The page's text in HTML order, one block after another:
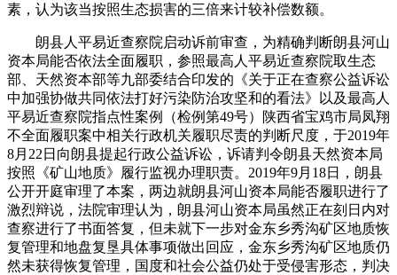
素，认为该当按照生态损害的三倍来计较补偿数额。
朗县人平易近查察院启动诉前审查，为精确判断朗县河山
资本局能否依法全面履职，参照最高人平易近查察院取生态
部、天然资本部等九部委结合印发的《关于正在查察公益诉讼
中加强协做共同依法打好污染防治攻坚和的看法》以及最高人
平易近查察院指点性案例（检例第49号）陕西省宝鸡市局凤翔
不全面履职案中相关行政机关履职尽责的判断尺度，于2019年
8月22日向朗县提起行政公益诉讼，诉请判令朗县天然资本局
按照《矿山地质》履行监视办理职责。2019年9月18日，朗县
公开开庭审理了本案，两边就朗县河山资本局能否履职进行了
激烈辩说，法院审理认为，朗县河山资本局虽然正在刻日内对
查察进行了书面答复，但未就下一步对金东乡秀沟矿区地质恢
复管理和地盘复垦具体事项做出回应，金东乡秀沟矿区地质仍
然未获得恢复管理，国度和社会公益仍处于受侵害形态，判决